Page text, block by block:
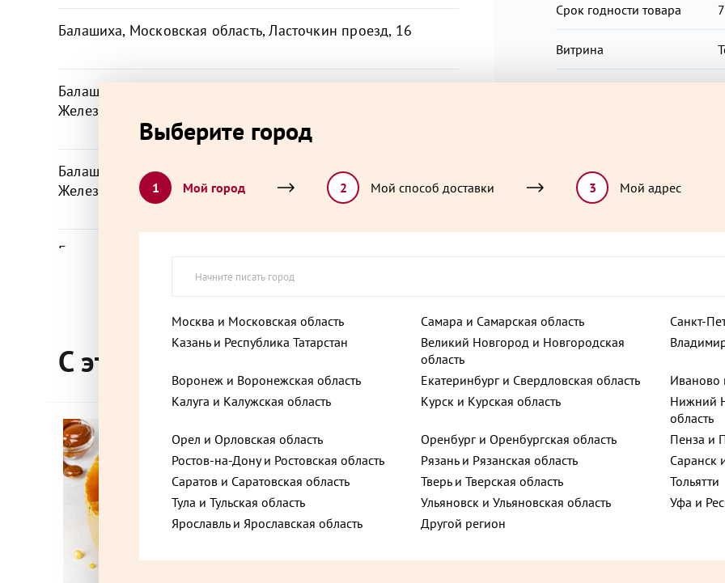
Балашиха, Московская область, Ласточкин проезд, 16
Балашиха, Московская область, микрорайон
Железнодорожный, Советская улица,
Балашиха, Московская область, микрорайон
Железнодорожный, Юбилейная улица,
Балашиха, Московская область, микрорайон Кучино,
Центральная улица, 37
Балашиха, Московская область, Советская улица, 10
Белоозёрский, Московская область, Коммунальная улица, 12
Видное, Московская область, Советский проезд, 4
Владимир, Владимирская область, улица Горького, 75
Владимир, Владимирская область, улица Комиссарова,
сахар, вода, стабилизатор
лимонная кислота,
сахарный колер I простой;
котором также
Срок годности товара
Витрина
Повод для радости?
Особая ценность
С этим товаром покупают
Выберите город
1 Мой город 2 Мой способ доставки 3 Мой адрес
Москва и Московская область Самара и Самарская область
Санкт-
Казань и Республика Татарстан
Великий Новгород и Новгородская
область
Воронеж и Воронежская область Екатеринбург и Свердловская область
Иваново
Калуга и Калужская область
Курск и Курская область
Нижний
область
Орел и Орловская область
Оренбург и Оренбургская область
Пенза и
Ростов-на-Дону и Ростовская область
Рязань и Рязанская область
Саранск
Саратов и Саратовская область
Тверь и Тверская область
Тольятти
Тула и Тульская область
Ульяновск и Ульяновская область
Уфа и
Ярославль и Ярославская область
Другой регион